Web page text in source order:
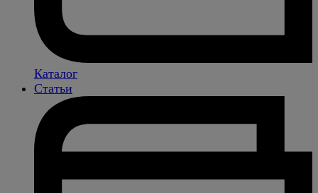
Каталог
Статьи